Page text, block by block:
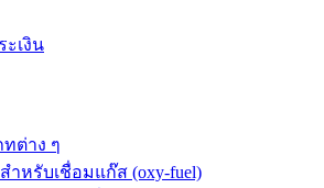
เงิน
ทต่าง ๆ
ำหรับเชื่อมแก๊ส (oxy-fuel)